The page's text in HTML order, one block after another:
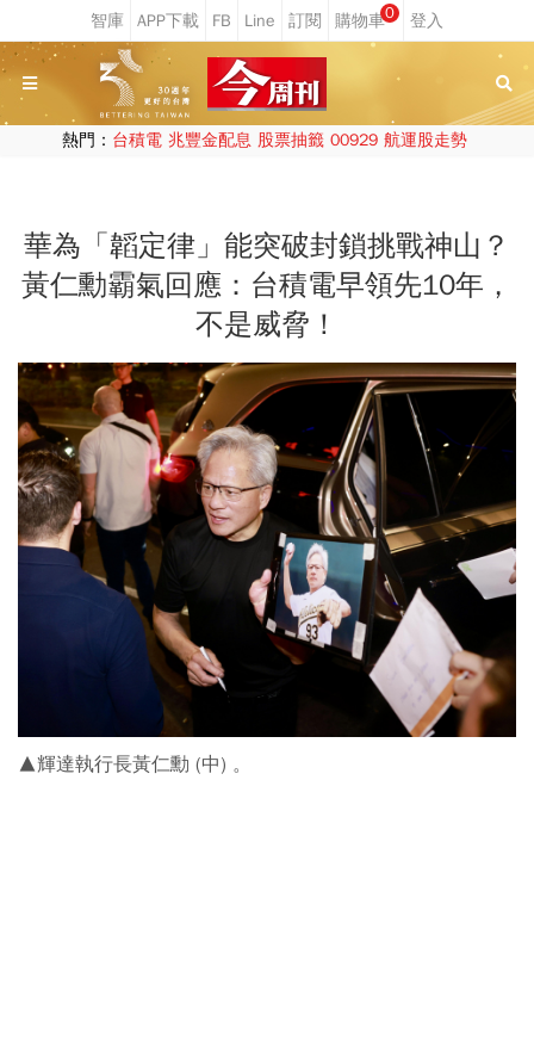
0
熱門： 台積電 兆豐金配息 股票抽籤 00929 航運股走勢
華為「韜定律」能突破封鎖挑戰神山？
黃仁勳霸氣回應：台積電早領先10年，
不是威脅！
▲輝達執行長黃仁勳 (中) 。